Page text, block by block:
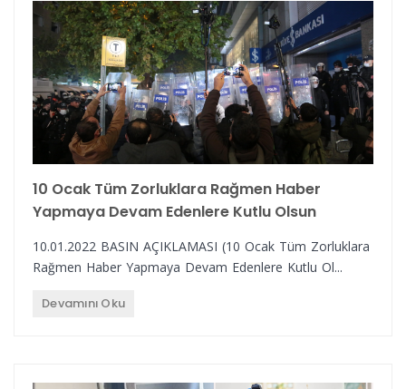
10 Ocak Tüm Zorluklara Rağmen Haber
Yapmaya Devam Edenlere Kutlu Olsun
10.01.2022 BASIN AÇIKLAMASI (10 Ocak Tüm Zorluklara
Rağmen Haber Yapmaya Devam Edenlere Kutlu Ol...
Devamını Oku